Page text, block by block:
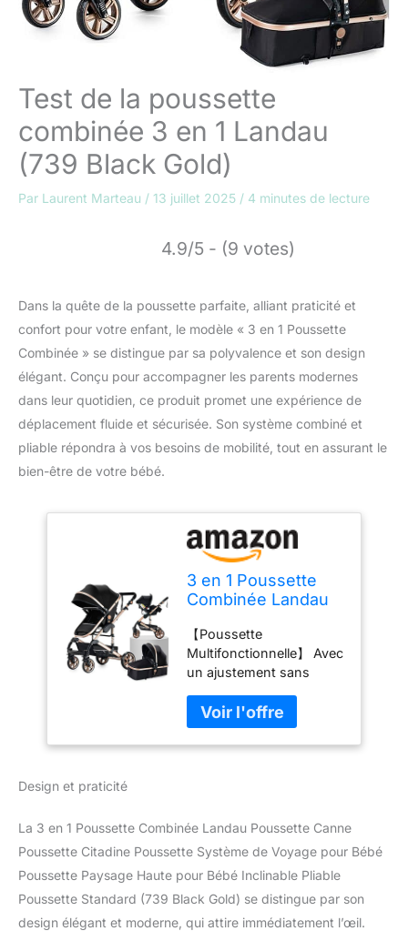
Test de la poussette
combinée 3 en 1 Landau
(739 Black Gold)
Par Laurent Marteau / 13 juillet 2025 / 4 minutes de lecture
4.9/5 - (9 votes)
Dans la quête de la poussette parfaite, alliant praticité et
confort pour votre enfant, le modèle « 3 en 1 Poussette
Combinée » se distingue par sa polyvalence et son design
élégant. Conçu pour accompagner les parents modernes
dans leur quotidien, ce produit promet une expérience de
déplacement fluide et sécurisée. Son système combiné et
pliable répondra à vos besoins de mobilité, tout en assurant le
bien-être de votre bébé.
3 en 1 Poussette
Combinée Landau
Poussette Citadine
Poussette Système
de Voyage pour
Bébé Poussette
Paysage Haute
pour Bébé
Inclinable Pliable
【Poussette
Multifonctionnelle】 Avec
un ajustement sans
être facilement convertie
et peut jouer un rôle
polyvalent pour répondre
d'amortissement Triple
Indépendant】 le
système
d'amortissement 3D peut
mieux protéger le
cerveau et la colonne
Design et praticité
La 3 en 1 Poussette Combinée Landau Poussette Canne
Poussette Citadine Poussette Système de Voyage pour Bébé
Poussette Paysage Haute pour Bébé Inclinable Pliable
Poussette Standard (739 Black Gold) se distingue par son
design élégant et moderne, qui attire immédiatement l’œil.